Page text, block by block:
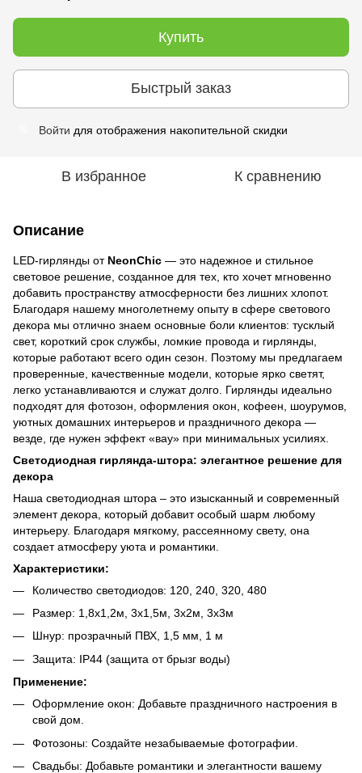
Купить
Быстрый заказ
Войти для отображения накопительной скидки
В избранное К сравнению
Описание
LED-гирлянды от NeonChic — это надежное и стильное
световое решение, созданное для тех, кто хочет мгновенно
добавить пространству атмосферности без лишних хлопот.
Благодаря нашему многолетнему опыту в сфере светового
декора мы отлично знаем основные боли клиентов: тусклый
свет, короткий срок службы, ломкие провода и гирлянды,
которые работают всего один сезон. Поэтому мы предлагаем
проверенные, качественные модели, которые ярко светят,
легко устанавливаются и служат долго. Гирлянды идеально
подходят для фотозон, оформления окон, кофеен, шоурумов,
уютных домашних интерьеров и праздничного декора —
везде, где нужен эффект «вау» при минимальных усилиях.
Светодиодная гирлянда-штора: элегантное решение для
декора
Наша светодиодная штора – это изысканный и современный
элемент декора, который добавит особый шарм любому
интерьеру. Благодаря мягкому, рассеянному свету, она
создает атмосферу уюта и романтики.
Характеристики:
Количество светодиодов: 120, 240, 320, 480
Размер: 1,8х1,2м, 3х1,5м, 3х2м, 3х3м
Шнур: прозрачный ПВХ, 1,5 мм, 1 м
Защита: IP44 (защита от брызг воды)
Применение:
Оформление окон: Добавьте праздничного настроения в
свой дом.
Фотозоны: Создайте незабываемые фотографии.
Свадьбы: Добавьте романтики и элегантности вашему